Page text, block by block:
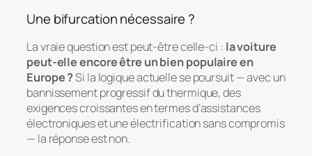
Une bifurcation nécessaire ?
La vraie question est peut-être celle-ci : la voiture
peut-elle encore être un bien populaire en
Europe ?Si la logique actuelle se poursuit — avec un
bannissement progressif du thermique, des
exigences croissantes en termes d’assistances
électroniques et une électrification sans compromis
— la réponse est non.